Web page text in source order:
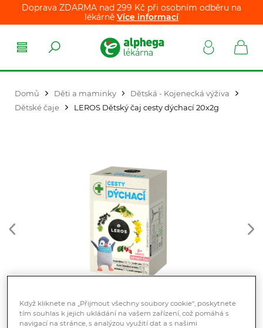
Doprava ZDARMA nad 299 Kč při osobním odběru na
lékárně Více informací
Domů Děti a maminky
Dětská - Kojenecká výživa
Dětské čaje
LEROS Dětský čaj cesty dýchací 20x2g
Když kliknete na „Přijmout všechny soubory cookie“, poskytnete
tím souhlas k jejich ukládání na vašem zařízení, což pomáhá s
navigací na stránce, s analýzou využití dat a s našimi